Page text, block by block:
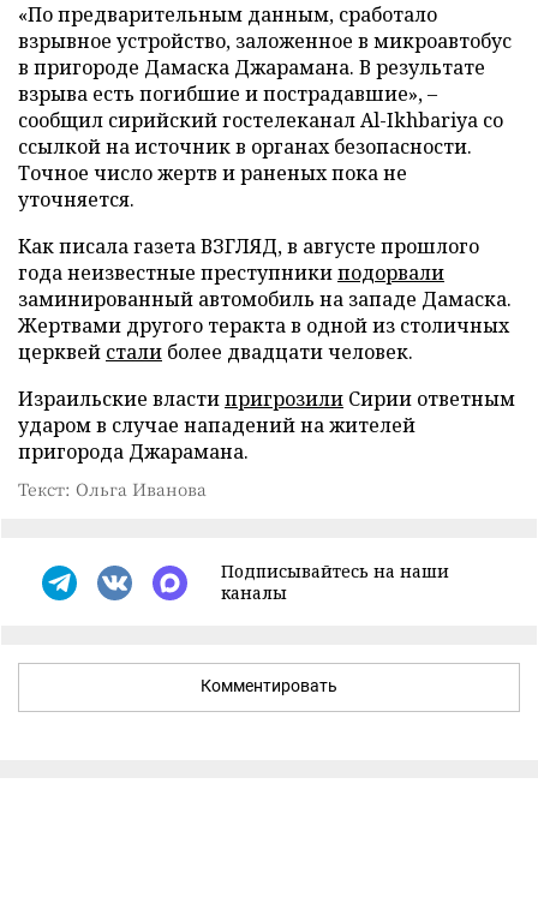
«По предварительным данным, сработало
взрывное устройство, заложенное в микроавтобус
в пригороде Дамаска Джарамана. В результате
взрыва есть погибшие и пострадавшие», –
сообщил сирийский гостелеканал Al-Ikhbariya со
ссылкой на источник в органах безопасности.
Точное число жертв и раненых пока не
уточняется.
Как писала газета ВЗГЛЯД, в августе прошлого
года неизвестные преступникиподорвали
заминированный автомобиль на западе Дамаска.
Жертвами другого теракта в одной из столичных
церквей стали более двадцати человек.
Израильские властипригрозили Сирии ответным
ударом в случае нападений на жителей
пригорода Джарамана.
Текст: Ольга Иванова
Подписывайтесь на наши
каналы
Комментировать